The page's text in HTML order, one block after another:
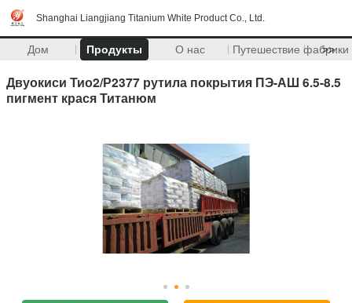
Shanghai Liangjiang Titanium White Product Co., Ltd.
Дом Продукты О нас Путешествие фабрики
>>
Двуокиси Тио2/Р2377 рутила покрытия ПЭ-АШ 6.5-8.5
пигмент крася Титанюм